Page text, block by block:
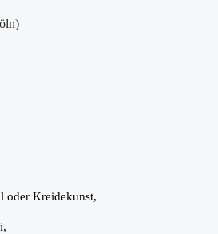
oder Kreidekunst,